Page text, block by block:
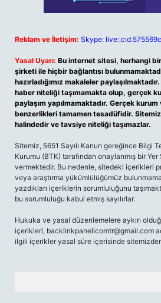
Reklam ve İletişim: Skype:
Yasal Uyarı: Bu internet sitesi, herhangi
şirketi ile hiçbir bağlantısı
hazırladığımız makaleler
haber niteliği taşımamakta olup, gerçek
paylaşım yapılmamaktadır. Gerçek
benzerlikleri tamamen tesadüfidir.
halindedir ve tavsiye niteliği taşımazlar.
Sitemiz, 5651 Sayılı Kanun gereğince Bilgi
Kurumu (BTK) tarafından onaylanmış bir
vermektedir. Bu nedenle, sitedeki içerikleri
veya araştırma yükümlülüğümüz
yazdıkları içeriklerin sorumluluğunu
bu sorumluluğu kabul etmiş sayılırlar.
Hukuka ve yasal düzenlemelere aykırı
içerikleri, backlinkpanelicomtr@gmail.com
ilgili içerikler yasal süre içerisinde sitemizden